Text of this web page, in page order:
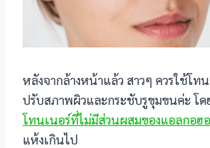
หลังจากล้างหน้าแล้ว สาวๆ ควรใช้โท
ปรับสภาพผิวและกระชับรูขุมขนค่ะ โด
โทนเนอร์ที่ไม่มีส่วนผสมของแอลกอฮ
แห้งเกินไป